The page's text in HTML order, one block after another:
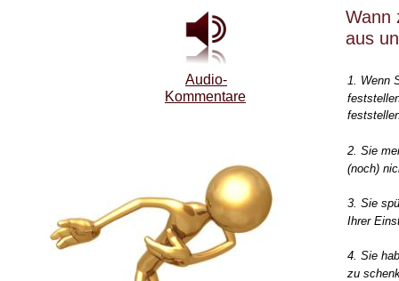
1. Wenn
2. Sie
(noch)
3. Sie
Ihrer
4. Sie
zu
Wann
aus
Audio-
Kommentare